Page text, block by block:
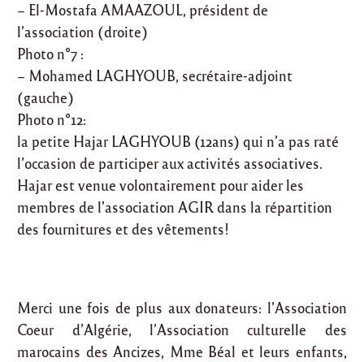
– El-Mostafa AMAAZOUL, président de
l’association (droite)
Photo n°7 :
– Mohamed LAGHYOUB, secrétaire-adjoint
(gauche)
Photo n°12:
la petite Hajar LAGHYOUB (12ans) qui n’a pas raté
l’occasion de participer aux activités associatives.
Hajar est venue volontairement pour aider les
membres de l’association AGIR dans la répartition
des fournitures et des vêtements!
Merci une fois de plus aux donateurs: l’Association
Coeur d’Algérie, l’Association culturelle des
marocains des Ancizes, Mme Béal et leurs enfants,